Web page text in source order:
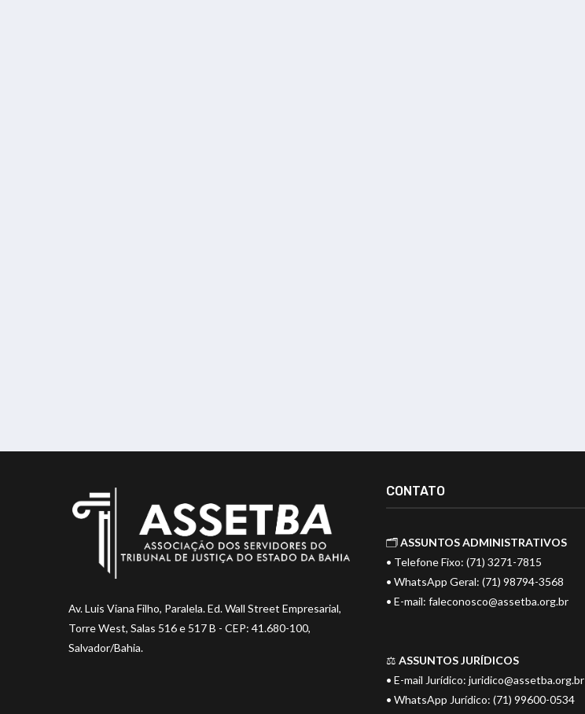
Av. Luis Viana Filho, Paralela. Ed. Wall Street Empresarial,
Torre West, Salas 516 e 517 B - CEP: 41.680-100,
Salvador/Bahia.
CONTATO
🗂️ASSUNTOS ADMINISTRATIVOS
• Telefone Fixo: (71) 3271-7815
• WhatsApp Geral: (71) 98794-3568
• E-mail: faleconosco@assetba.org.br
⚖️ ASSUNTOS JURÍDICOS
• E-mail Jurídico: juridico@assetba.org.br
• WhatsApp Jurídico: (71) 99600-0534